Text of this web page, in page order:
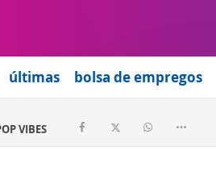
últimas bolsa de empregos
VIBES